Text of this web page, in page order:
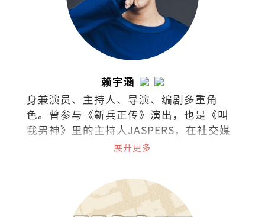
赖宇涵
身兼演员、主持人、导演、编剧多重角
色。曾参与《新兵正传》演出，也是《叫
我男神》里的主持人JASPERS，在社交媒
体上是广为人知的“暴牙菇”。
展开更多